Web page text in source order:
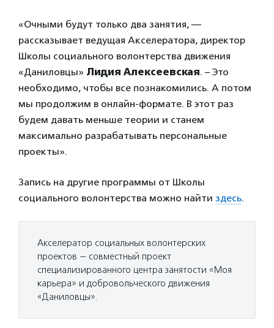
«Очными будут только два занятия, —
рассказывает ведущая Акселератора, директор
Школы социального волонтерства движения
«Даниловцы» Лидия Алексеевская. – Это
необходимо, чтобы все познакомились. А потом
мы продолжим в онлайн-формате. В этот раз
будем давать меньше теории и станем
максимально разрабатывать персональные
проекты».
Запись на другие программы от Школы
социального волонтерства можно найти здесь.
Акселератор социальных волонтерских
проектов — совместный проект
специализированного центра занятости «Моя
карьера» и добровольческого движения
«Даниловцы».